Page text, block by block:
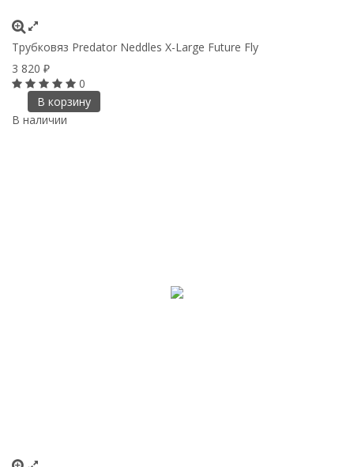
Трубковяз Predator Neddles X-Large Future Fly
3 820 ₽
0
В корзину
В наличии